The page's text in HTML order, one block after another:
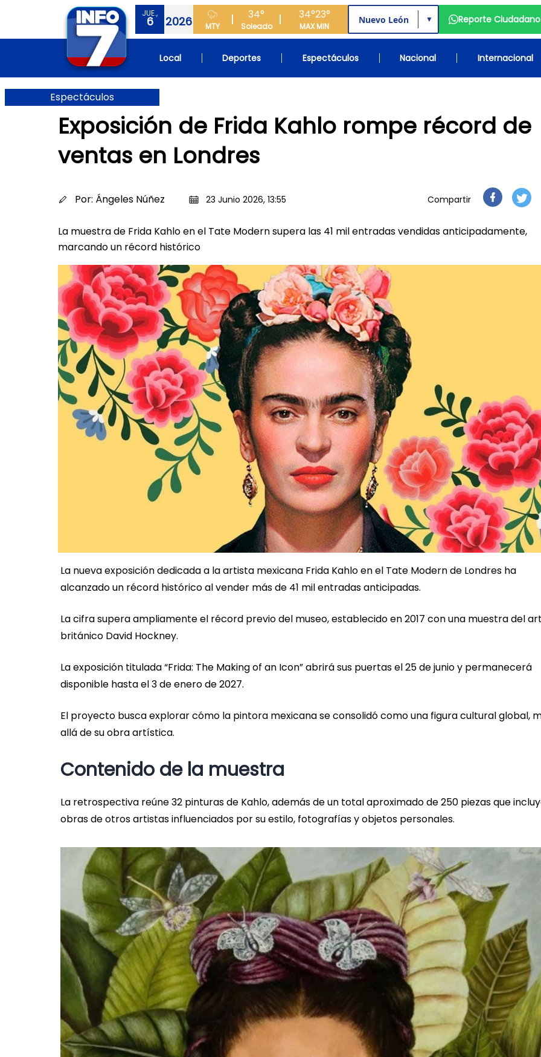
JUE.,
6 2026 MTY
34°
Soleado
34°
MAX
23°
MIN
▼ Reporte Ciudadano
Local Deportes Espectáculos Nacional Internacional
Espectáculos
Exposición de Frida Kahlo rompe récord de
ventas en Londres
Por: Ángeles Núñez 23 Junio 2026, 13:55 Compartir
La muestra de Frida Kahlo en el Tate Modern supera las 41 mil entradas vendidas anticipadamente,
marcando un récord histórico
La nueva exposición dedicada a la artista mexicana Frida Kahlo en el Tate Modern de Londres ha
alcanzado un récord histórico al vender más de 41 mil entradas anticipadas.
La cifra supera ampliamente el récord previo del museo, establecido en 2017 con una muestra del
británico David Hockney.
La exposición titulada “Frida: The Making of an Icon” abrirá sus puertas el 25 de junio y permanecerá
disponible hasta el 3 de enero de 2027.
El proyecto busca explorar cómo la pintora mexicana se consolidó como una figura cultural global,
allá de su obra artística.
Contenido de la muestra
La retrospectiva reúne 32 pinturas de Kahlo, además de un total aproximado de 250 piezas que
obras de otros artistas influenciados por su estilo, fotografías y objetos personales.